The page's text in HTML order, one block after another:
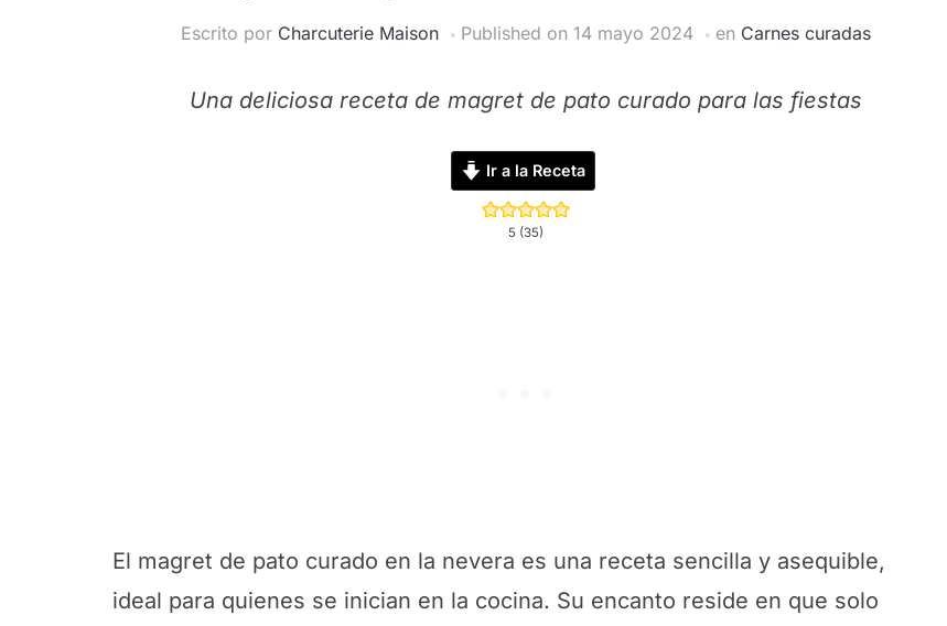
Escrito por Charcuterie Maison Published on 14 mayo 2024 en Carnes curadas
Una deliciosa receta de magret de pato curado para las fiestas
Ir a la Receta
5 (35)
El magret de pato curado en la nevera es una receta sencilla y asequible,
ideal para quienes se inician en la cocina. Su encanto reside en que solo